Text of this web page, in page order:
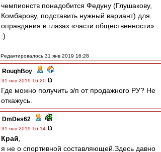
чемпионств понадобится Федуну (Глушакову,
Комбарову, подставить нужный вариант) для
оправдания в глазах «части общественности»
:)
Редактировалось 31 янв 2019 16:28
RoughBoy -
31 янв 2019 16:20
Где можно получить з/п от продажного РУ? Не
откажусь.
DmDes62 -
31 янв 2019 16:14
Край
я не о спортивной составляющей.Здесь давно